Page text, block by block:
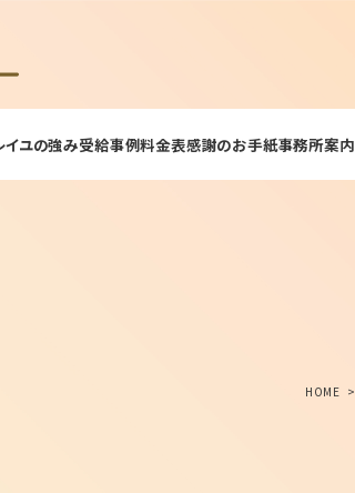
イユの強み受給事例料金表感謝のお手紙事務所案内
HOME